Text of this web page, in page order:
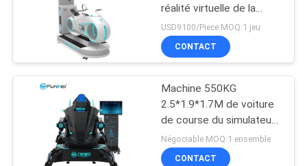
PROPOS
Simulateur de
mouvement vr
559
réalité virtuelle de la
machine 9D de jeux de
course du siège unique
9dvr
USD9100/Piece MOQ:1 jeu
CONTACT
Machine 550KG
2.5*1.9*1.7M de voiture
de course du simulateur
F1 de réalité virtuelle du
parc d'attractions 9D
Négociable MOQ:1 ensemble
CONTACT